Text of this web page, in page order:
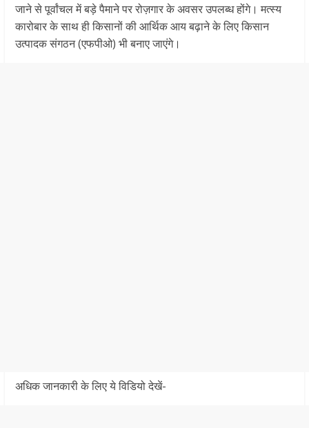
जाने से पूर्वांचल में बड़े पैमाने पर रोज़गार के अवसर उपलब्ध होंगे। मत्स्य
कारोबार के साथ ही किसानों की आर्थिक आय बढ़ाने के लिए किसान
उत्पादक संगठन (एफपीओ) भी बनाए जाएंगे।
अधिक जानकारी के लिए ये विडियो देखें-